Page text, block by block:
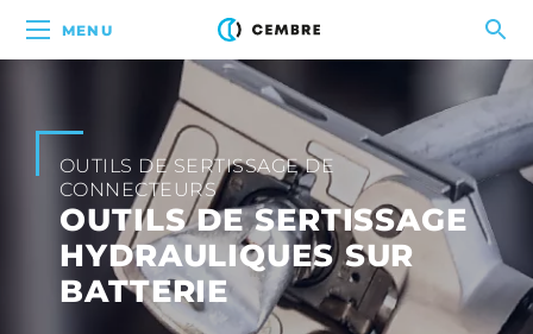
MENU
OUTILS DE SERTISSAGE DE
CONNECTEURS
OUTILS DE SERTISSAGE
HYDRAULIQUES SUR
BATTERIE